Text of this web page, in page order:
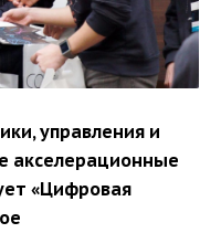
управления и
акселерационные
«Цифровая